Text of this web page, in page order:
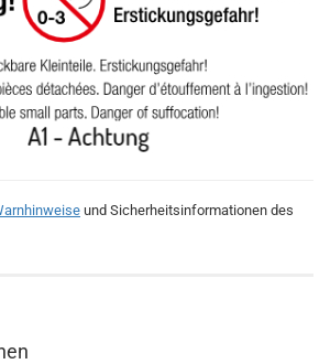
und Sicherheitsinformationen des